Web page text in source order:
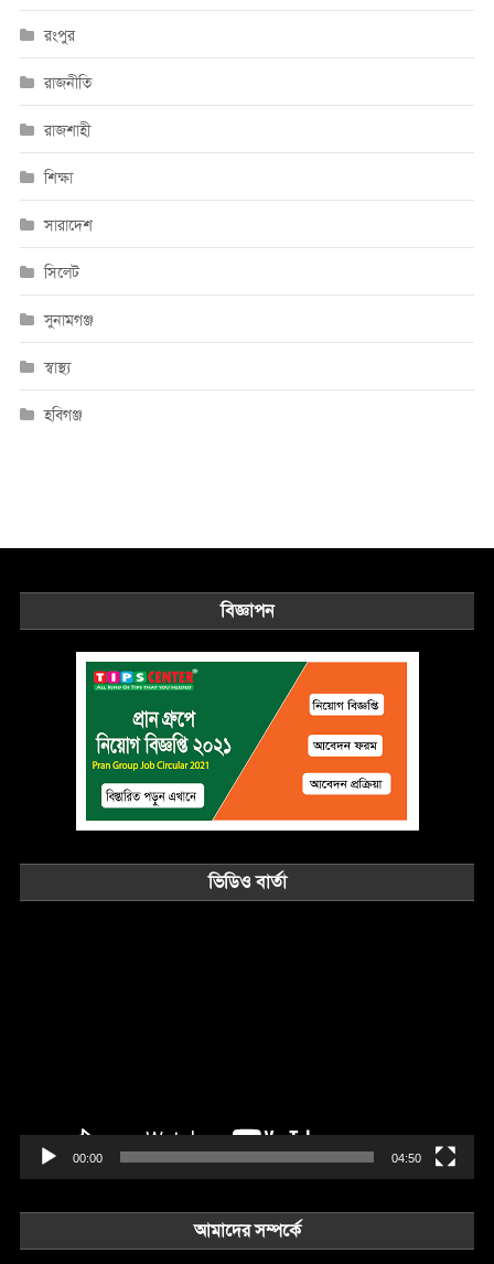
রংপুর
রাজনীতি
রাজশাহী
শিক্ষা
সারাদেশ
সিলেট
সুনামগঞ্জ
স্বাস্থ্য
হবিগঞ্জ
বিজ্ঞাপন
ভিডিও বার্তা
00:00 04:50
আমাদের সম্পর্কে